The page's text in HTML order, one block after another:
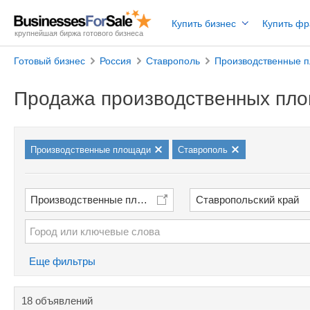
крупнейшая биржа готового бизнеса
Купить бизнес Купить
Готовый бизнес Россия Ставрополь Производственные
Продажа производственных
Производственные площади Ставрополь
Производственные площади Ставропольский край
Еще фильтры
18 объявлений